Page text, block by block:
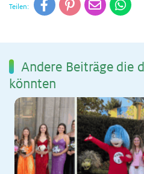
Teilen:
An­de­re Bei­trä­ge die
könn­ten